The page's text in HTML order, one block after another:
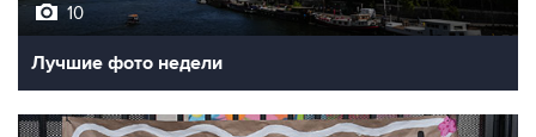
10
Лучшие фото недели